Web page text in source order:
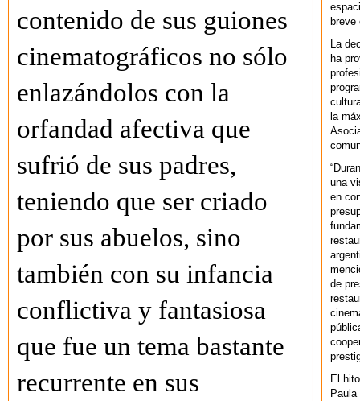
contenido de sus guiones
cinematográficos no sólo
enlazándolos con la
orfandad afectiva que
sufrió de sus padres,
teniendo que ser criado
por sus abuelos, sino
también con su infancia
conflictiva y fantasiosa
que fue un tema bastante
recurrente en sus
breve
La
ha
la
una
en
de
El